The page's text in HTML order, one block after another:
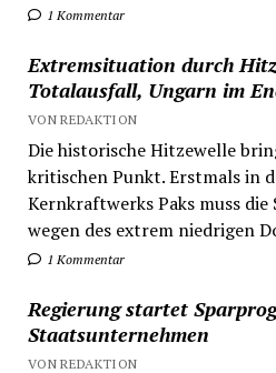
1 Kommentar
Extremsituation durch
Totalausfall, Ungarn im
VON REDAKTION
Die historische Hitzewelle
kritischen Punkt. Erstmals in
Kernkraftwerks Paks muss
wegen des extrem niedrigen
1 Kommentar
Regierung startet
Staatsunternehmen
VON REDAKTION